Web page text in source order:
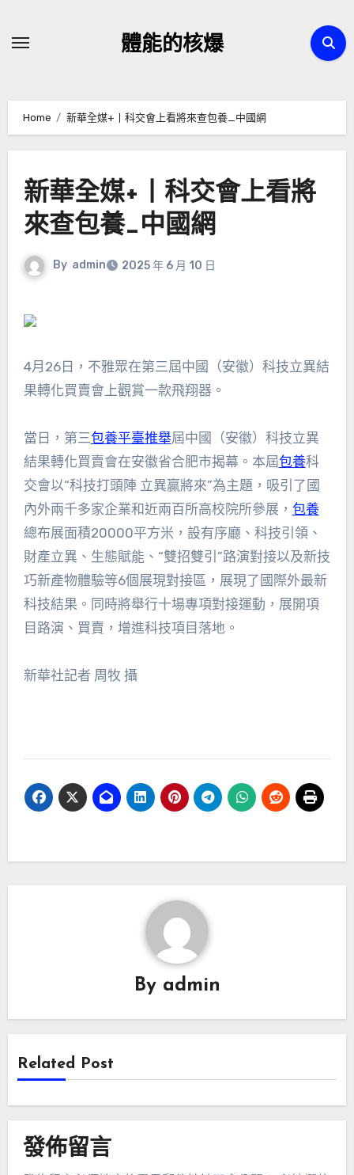
體能的核爆
Home 新華全媒+丨科交會上看將來查包養_中國網
新華全媒+丨科交會上看將
來查包養_中國網
By admin 2025 年 6 月 10 日
4月26日，不雅眾在第三屆中國（安徽）科技立異結
果轉化買賣會上觀賞一款飛翔器。
當日，第三包養平臺推舉屆中國（安徽）科技立異
結果轉化買賣會在安徽省合肥市揭幕。本屆包養科
交會以“科技打頭陣 立異贏將來”為主題，吸引了國
內外兩千多家企業和近兩百所高校院所參展， 包養
總布展面積20000平方米，設有序廳、科技引領、
財產立異、生態賦能、“雙招雙引”路演對接以及新技
巧新產物體驗等6個展現對接區，展現了國際外最新
科技結果。同時將舉行十場專項對接運動，展開項
目路演、買賣，增進科技項目落地。
新華社記者 周牧 攝
By admin
Related Post
發佈留言